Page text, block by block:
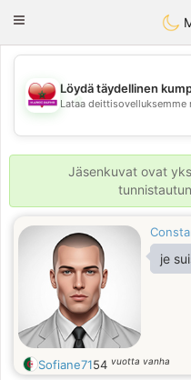
Toggle
💖
💕
Löydä täydellinen
Lataa deittisovelluksemme
Jäsenkuvat ovat
je
Sofiane7154 vuotta vanha